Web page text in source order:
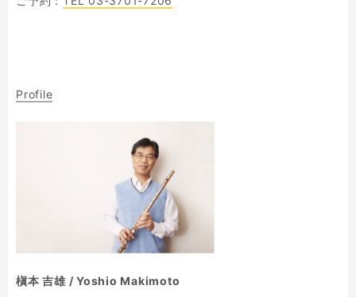
Profile
槇本 吉雄 / Yoshio Makimoto